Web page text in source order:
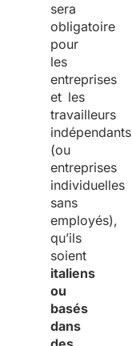
sera
obligatoire
pour
les
entreprises
et les
travailleurs
indépendants
(ou
entreprises
individuelles
sans
employés),
qu’ils
soient
italiens
ou
basés
dans